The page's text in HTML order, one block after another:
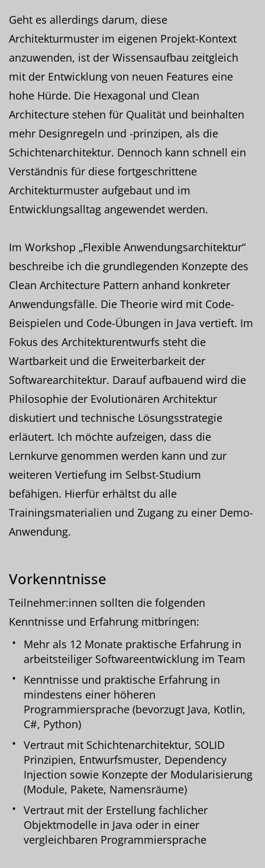
Geht es allerdings darum, diese
Architekturmuster im eigenen Projekt-Kontext
anzuwenden, ist der Wissensaufbau zeitgleich
mit der Entwicklung von neuen Features eine
hohe Hürde. Die Hexagonal und Clean
Architecture stehen für Qualität und beinhalten
mehr Designregeln und -prinzipen, als die
Schichtenarchitektur. Dennoch kann schnell ein
Verständnis für diese fortgeschrittene
Architekturmuster aufgebaut und im
Entwicklungsalltag angewendet werden.
Im Workshop „Flexible Anwendungsarchitektur“
beschreibe ich die grundlegenden Konzepte des
Clean Architecture Pattern anhand konkreter
Anwendungsfälle. Die Theorie wird mit Code-
Beispielen und Code-Übungen in Java vertieft. Im
Fokus des Architekturentwurfs steht die
Wartbarkeit und die Erweiterbarkeit der
Softwarearchitektur. Darauf aufbauend wird die
Philosophie der Evolutionären Architektur
diskutiert und technische Lösungsstrategie
erläutert. Ich möchte aufzeigen, dass die
Lernkurve genommen werden kann und zur
weiteren Vertiefung im Selbst-Studium
befähigen. Hierfür erhältst du alle
Trainingsmaterialien und Zugang zu einer Demo-
Anwendung.
Vorkenntnisse
Teilnehmer:innen sollten die folgenden
Kenntnisse und Erfahrung mitbringen:
Mehr als 12 Monate praktische Erfahrung in
arbeitsteiliger Softwareentwicklung im Team
Kenntnisse und praktische Erfahrung in
mindestens einer höheren
Programmiersprache (bevorzugt Java, Kotlin,
C#, Python)
Vertraut mit Schichtenarchitektur, SOLID
Prinzipien, Entwurfsmuster, Dependency
Injection sowie Konzepte der Modularisierung
(Module, Pakete, Namensräume)
Vertraut mit der Erstellung fachlicher
Objektmodelle in Java oder in einer
vergleichbaren Programmiersprache